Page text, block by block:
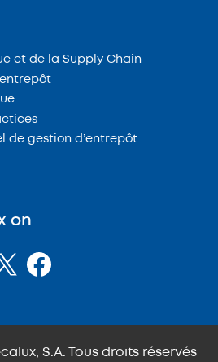
et de la Supply Chain
de gestion d’entrepôt
on
S.A. Tous droits réservés